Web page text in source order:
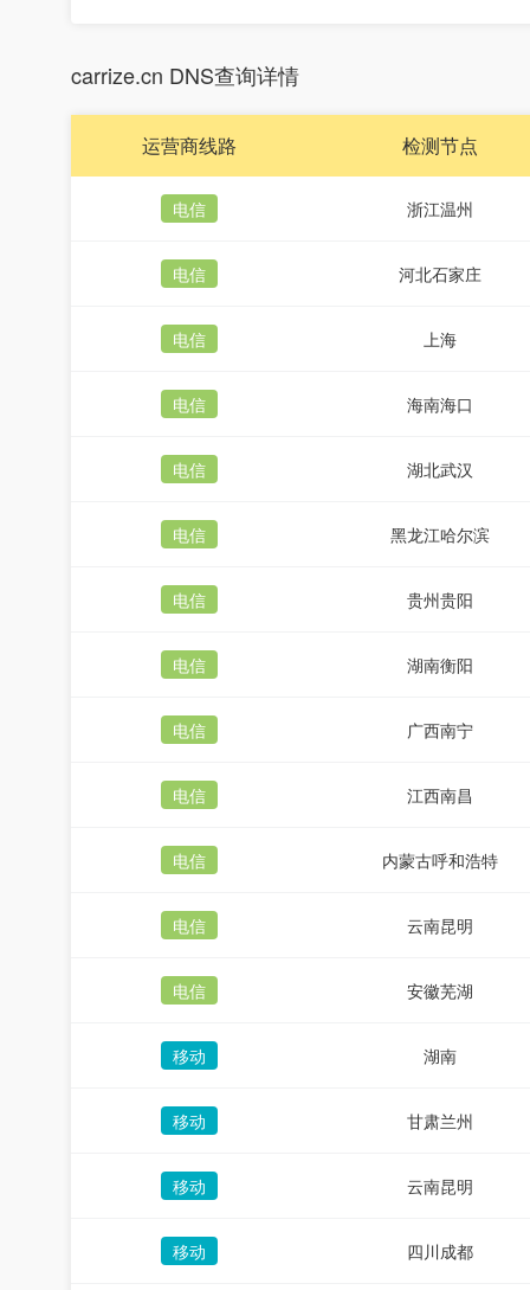
carrize.cn DNS查询详情
运营商线路 检测节点
电信 浙江温州
电信 河北石家庄
电信 上海
电信 海南海口
电信 湖北武汉
电信 黑龙江哈尔滨
电信 贵州贵阳
电信 湖南衡阳
电信 广西南宁
电信 江西南昌
电信 内蒙古呼和浩特
电信 云南昆明
电信 安徽芜湖
移动 湖南
移动 甘肃兰州
移动 云南昆明
移动 四川成都